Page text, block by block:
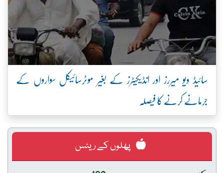
سائیڈ ویو میررز اور انڈیکیٹرز کے بغیر موٹرسائیکل سواروں کے
جرمانے کرنے کا فیصلہ
پھلوں کے ریٹس